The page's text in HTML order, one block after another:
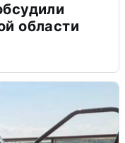
области